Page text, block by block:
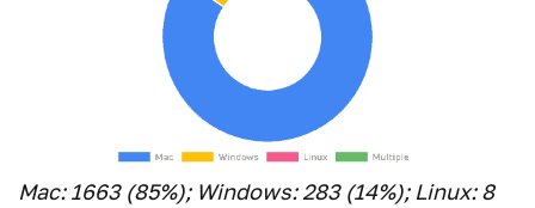
Mac: 1663 (85%); Windows: 283 (14%); Linux: 8